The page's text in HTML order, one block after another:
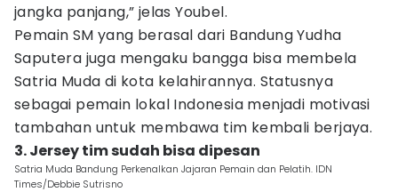
jangka panjang,” jelas Youbel.
Pemain SM yang berasal dari Bandung Yudha
Saputera juga mengaku bangga bisa membela
Satria Muda di kota kelahirannya. Statusnya
sebagai pemain lokal Indonesia menjadi motivasi
tambahan untuk membawa tim kembali berjaya.
3. Jersey tim sudah bisa dipesan
Satria Muda Bandung Perkenalkan Jajaran Pemain dan Pelatih. IDN
Times/Debbie Sutrisno